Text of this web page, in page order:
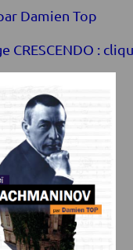
Damien Top
CRESCENDO :